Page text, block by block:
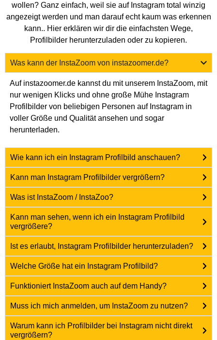
wollen? Ganz einfach, weil sie auf Instagram total winzig
angezeigt werden und man darauf echt kaum was erkennen
kann.. Hier erklären wir dir die einfachsten Wege,
Profilbilder herunterzuladen oder zu kopieren.
Was kann der InstaZoom von instazoomer.de?
Auf instazoomer.de kannst du mit unserem InstaZoom, mit
nur wenigen Klicks und ohne große Mühe Instagram
Profilbilder von beliebigen Personen auf Instagram in
voller Größe und Qualität ansehen und sogar
herunterladen.
Wie kann ich ein Instagram Profilbild anschauen?
Kann man Instagram Profilbilder vergrößern?
Was ist InstaZoom / InstaZoo?
Kann man sehen, wenn ich ein Instagram Profilbild
vergrößere?
Ist es erlaubt, Instagram Profilbilder herunterzuladen?
Welche Größe hat ein Instagram Profilbild?
Funktioniert InstaZoom auch auf dem Handy?
Muss ich mich anmelden, um InstaZoom zu nutzen?
Warum kann ich Profilbilder bei Instagram nicht direkt
vergrößern?